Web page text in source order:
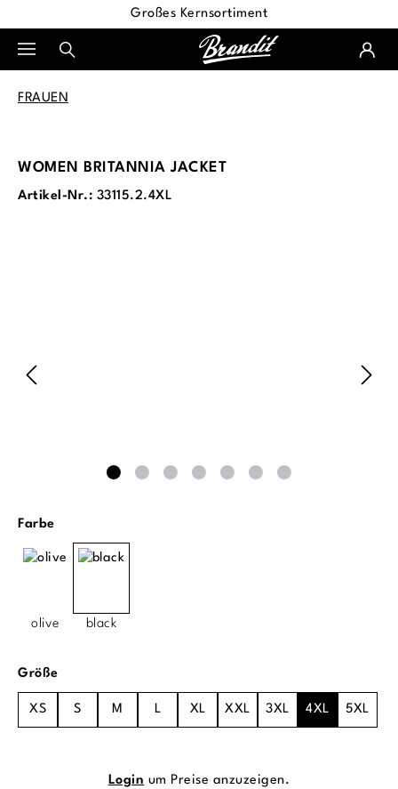
Großes Kernsortiment
FRAUEN
WOMEN BRITANNIA JACKET
Artikel-Nr.: 33115.2.4XL
Farbeauswählen
olive black
Größeauswählen
XS S M L XL XXL 3XL 4XL 5XL
Login um Preise anzuzeigen.